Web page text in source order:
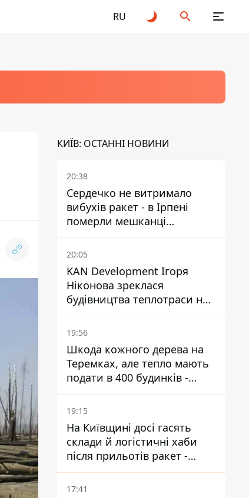
RU
КИЇВ: ОСТАННІ НОВИНИ
20:38
Сердечко не витримало
вибухів ракет - в Ірпені
померли мешканці
притулку для собак з
інвалідністю
20:05
KAN Development Ігоря
Ніконова зреклася
будівництва теплотраси на
Теремках
19:56
Шкода кожного дерева на
Теремках, але тепло мають
подати в 400 будинків -
депутатка Київради
19:15
На Київщині досі гасять
склади й логістичні хаби
після прильотів ракет -
ДСНС
17:41